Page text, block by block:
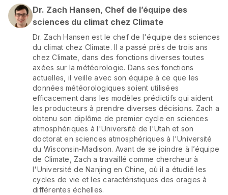
Dr. Zach Hansen, Chef de l’équipe des
sciences du climat chez Climate
Dr. Zach Hansen est le chef de l'équipe des sciences
du climat chez Climate. Il a passé près de trois ans
chez Climate, dans des fonctions diverses toutes
axées sur la météorologie. Dans ses fonctions
actuelles, il veille avec son équipe à ce que les
données météorologiques soient utilisées
efficacement dans les modèles prédictifs qui aident
les producteurs à prendre diverses décisions. Zach a
obtenu son diplôme de premier cycle en sciences
atmosphériques à l'Université de l'Utah et son
doctorat en sciences atmosphériques à l'Université
du Wisconsin-Madison. Avant de se joindre à l’équipe
de Climate, Zach a travaillé comme chercheur à
l'Université de Nanjing en Chine, où il a étudié les
cycles de vie et les caractéristiques des orages à
différentes échelles.